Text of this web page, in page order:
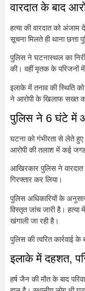
वारदात के बाद
हत्या की वारदात को
सूचना मिलते ही थाना
पुलिस ने घटनास्थल का
की। वहीं मृतक के परिजनों
इलाके में तनाव की स्थिति
ने आरोपी के खिलाफ सख्त
पुलिस ने 6 घंटे में
घटना को गंभीरता से लेते
आरोपी की तलाश में कई
आखिरकार पुलिस ने
गिरफ्तार कर लिया।
पुलिस अधिकारियों के
विस्तृत जांच जारी है। हत्या
खंगाली जा रही है।
पुलिस की त्वरित कार्रवाई
इलाके में दहशत,
हर्ष जैन की मौत के बाद